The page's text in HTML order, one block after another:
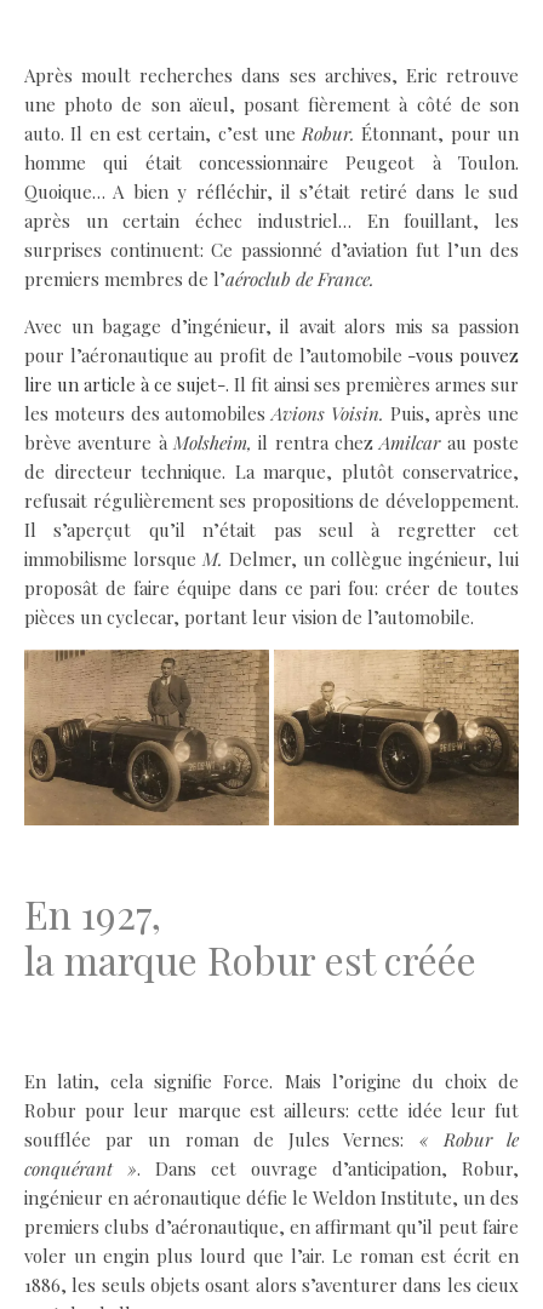
Après moult recherches dans ses archives, Eric retrouve
une photo de son aïeul, posant fièrement à côté de son
auto. Il en est certain, c’est uneRobur. Étonnant, pour un
homme qui était concessionnaire Peugeot à Toulon.
Quoique… A bien y réfléchir, il s’était retiré dans le sud
après un certain échec industriel… En fouillant, les
surprises continuent: Ce passionné d’aviation fut l’un des
premiers membres de l’aéroclub de France.
Avec un bagage d’ingénieur, il avait alors mis sa passion
pour l’aéronautique au profit de l’automobile -vous pouvez
lire un article à ce sujet-. Il fit ainsi ses premières armes sur
les moteurs des automobilesAvions Voisin. Puis, après une
brève aventure àMolsheim, il rentra chez Amilcarau poste
de directeur technique. La marque, plutôt conservatrice,
refusait régulièrement ses propositions de développement.
Il s’aperçut qu’il n’était pas seul à regretter cet
immobilisme lorsqueM. Delmer, un collègue ingénieur, lui
proposât de faire équipe dans ce pari fou: créer de toutes
pièces un cyclecar, portant leur vision de l’automobile.
En 1927,
la marque Robur est créée
En latin, cela signifie Force. Mais l’origine du choix de
Robur pour leur marque est ailleurs: cette idée leur fut
soufflée par un roman de Jules Vernes: « Robur le
conquérant ». Dans cet ouvrage d’anticipation, Robur,
ingénieur en aéronautique défie le Weldon Institute, un des
premiers clubs d’aéronautique, en affirmant qu’il peut faire
voler un engin plus lourd que l’air. Le roman est écrit en
1886, les seuls objets osant alors s’aventurer dans les cieux